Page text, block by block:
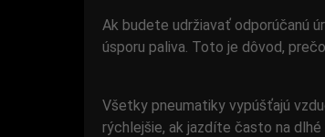
Ak budete udržiavať odporúčanú
úsporu paliva. Toto je dôvod,
Všetky pneumatiky vypúšťajú
rýchlejšie, ak jazdíte často na